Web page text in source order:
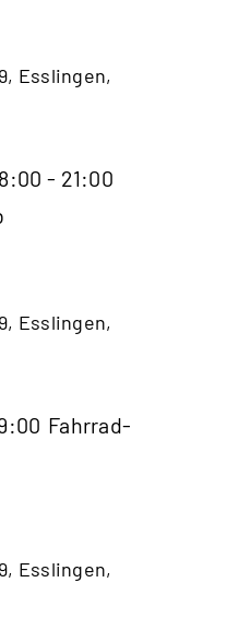
Esslingen,
- 21:00
Esslingen,
Fahrrad-
Esslingen,